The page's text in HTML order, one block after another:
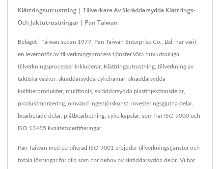
Klättringsutrustning | Tillverkare Av Skräddarsydda Klättrings-
Och Jaktutrustningar | Pan Taiwan
Beläget i Taiwan sedan 1977, Pan Taiwan Enterprise Co., Ltd. har varit
en leverantör av tillverkningsprocess tjänster.Våra huvudsakliga
tillverkningsprocesser inkluderar, Klättringsutrustning, tillverkning av
taktiska väskor, skräddarsydda cykelramar, skräddarsydda
kolfiberprodukter, multitools, skräddarsydda plastinjektionsdelar,
produktmontering, omvänd ingenjörskonst, investeringsgjutna delar,
bearbetade delar, plåtbearbetning, cykelkapslar, som har ISO 9000 och
ISO 13485 kvalitetscertifieringar.
Pan Taiwan med certifierad ISO 9001 erbjuder tillverkningstjänster och
totala lösningar för alla som har behov av skräddarsydda delar. Vi har